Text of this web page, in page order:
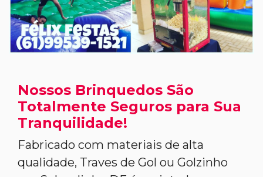
Nossos Brinquedos São
Totalmente Seguros para Sua
Tranquilidade!
Fabricado com materiais de alta
qualidade, Traves de Gol ou Golzinho